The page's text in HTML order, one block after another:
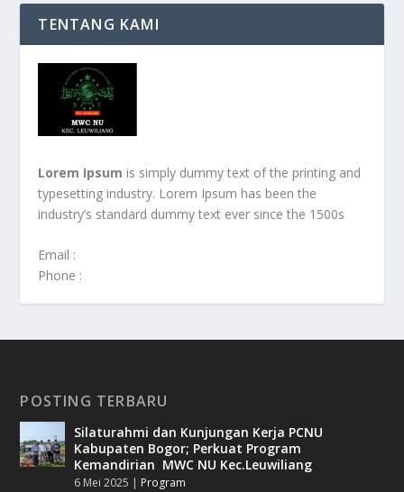
TENTANG KAMI
Lorem Ipsum is simply dummy text of the printing and
typesetting industry. Lorem Ipsum has been the
industry’s standard dummy text ever since the 1500s
Email :
Phone :
POSTING TERBARU
Silaturahmi dan Kunjungan Kerja PCNU
Kabupaten Bogor; Perkuat Program
Kemandirian MWC NU Kec.Leuwiliang
6 Mei 2025 | Program